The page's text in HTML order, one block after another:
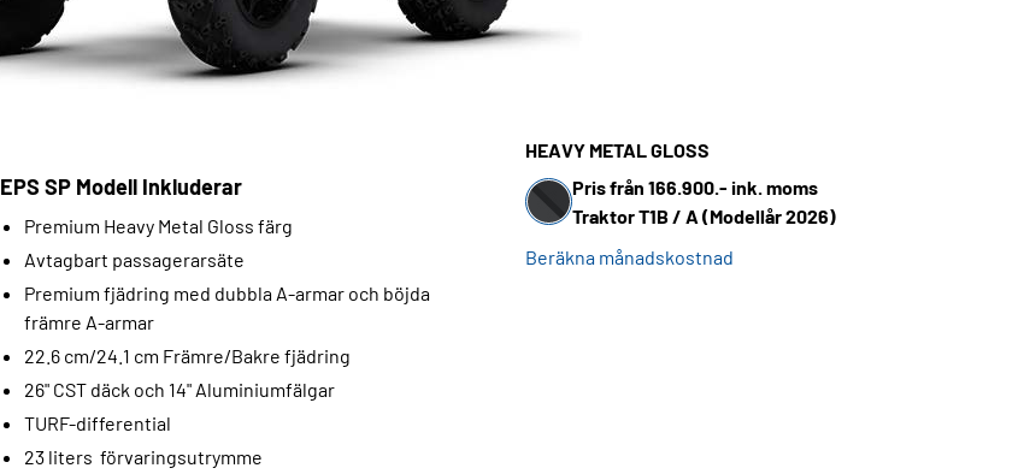
HEAVY METAL GLOSS
Pris från 166.900.- ink. moms
Traktor T1B / A (Modellår 2026)
Beräkna månadskostnad
EPS SP Modell Inkluderar
Premium Heavy Metal Gloss färg
Avtagbart passagerarsäte
Premium fjädring med dubbla A-armar och böjda
främre A-armar
22.6 cm/24.1 cm Främre/Bakre fjädring
26" CST däck och 14" Aluminiumfälgar
TURF-differential
23 liters förvaringsutrymme